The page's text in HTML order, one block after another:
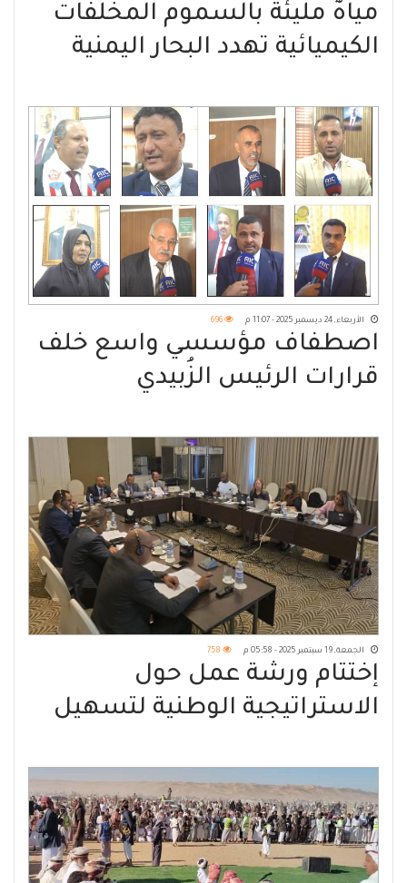
مياهٌ مليئةٌ بالسموم المخلفات
الكيميائية تهدد البحار اليمنية
الأربعاء, 24 ديسمبر 2025 - 11:07 م 696
اصطفاف مؤسسي واسع خلف
قرارات الرئيس الزُبيدي
الجمعة, 19 سبتمبر 2025 - 05:58 م 758
إختتام ورشة عمل حول
الاستراتيجية الوطنية لتسهيل